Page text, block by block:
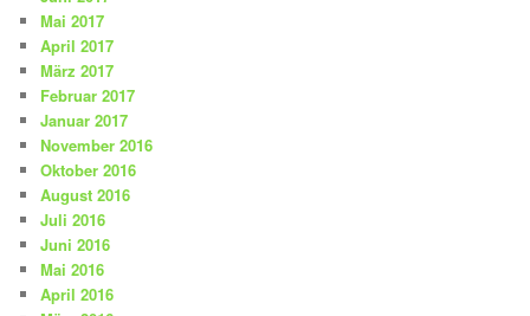
Mai 2017
April 2017
März 2017
Februar 2017
Januar 2017
November 2016
Oktober 2016
August 2016
Juli 2016
Juni 2016
Mai 2016
April 2016